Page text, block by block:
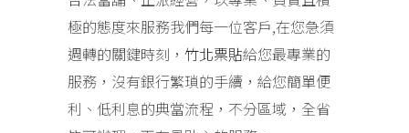
極的態度來服務我們每一位客戶,在您急須
週轉的關鍵時刻， 竹北票貼給您最專業的
服務，沒有銀行繁瑣的手續，給您簡單便
利、低利息的典當流程，不分區域，全省